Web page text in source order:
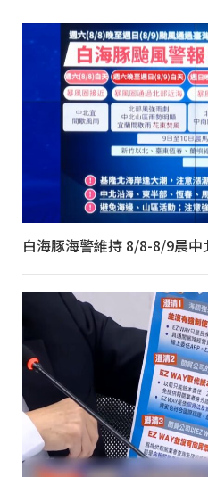
白海豚海警維持 8/8-8/9晨中